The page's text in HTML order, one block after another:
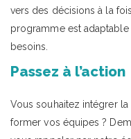
vers des décisions à la
programme est
besoins.
Passez à l’action
Vous souhaitez intégrer
former vos équipes ?